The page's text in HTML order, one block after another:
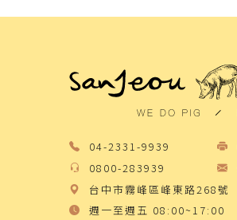
04-2331-9939
0800-283939
台中市霧峰區峰東路268號
週一至週五 08:00~17:00